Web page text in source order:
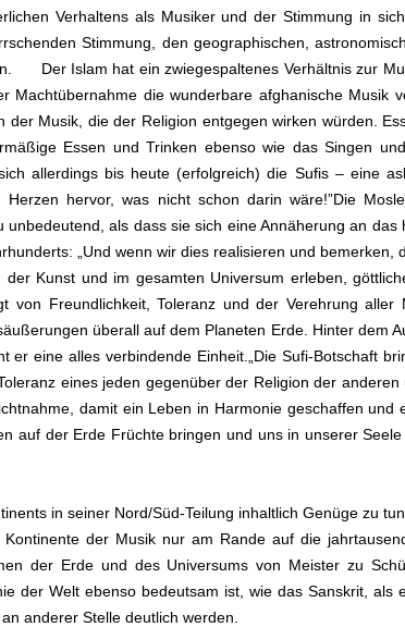
Verhaltens als Musiker und der Stimmung in
Stimmung, den geographischen,
Der Islam hat ein zwiegespaltenes Verhältnis zur
Machtübernahme die wunderbare afghanische Musik
Musik, die der Religion entgegen wirken würden.
Essen und Trinken ebenso wie das Singen
allerdings bis heute (erfolgreich) die Sufis – eine
hervor, was nicht schon darin wäre!”Die
als dass sie sich eine Annäherung an das
„Und wenn wir dies realisieren und bemerken,
Kunst und im gesamten Universum erleben,
Freundlichkeit, Toleranz und der Verehrung aller
überall auf dem Planeten Erde. Hinter dem
eine alles verbindende Einheit.„Die Sufi-Botschaft
eines jeden gegenüber der Religion der anderen
damit ein Leben in Harmonie geschaffen und
auf der Erde Früchte bringen und uns in unserer
in seiner Nord/Süd-Teilung inhaltlich Genüge zu
der Musik nur am Rande auf die
der Erde und des Universums von Meister zu
der Welt ebenso bedeutsam ist, wie das Sanskrit, als
anderer Stelle deutlich werden.